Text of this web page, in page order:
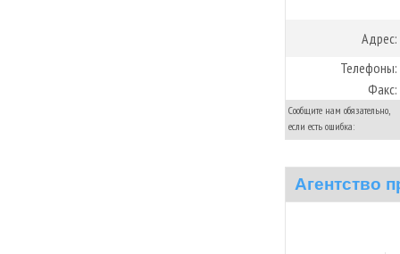
Адрес:
Телефоны:
Факс:
Сообщите нам обязательно,
если есть ошибка:
Агентство